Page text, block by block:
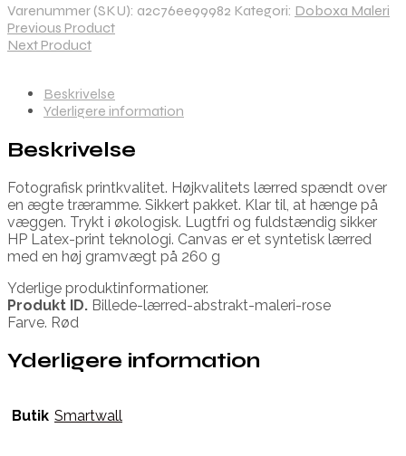
Varenummer (SKU): a2c76ee99982 Kategori: Doboxa Maleri
Previous Product
Next Product
Beskrivelse
Yderligere information
Beskrivelse
Fotografisk printkvalitet. Højkvalitets lærred spændt over
en ægte træramme. Sikkert pakket. Klar til, at hænge på
væggen. Trykt i økologisk. Lugtfri og fuldstændig sikker
HP Latex-print teknologi. Canvas er et syntetisk lærred
med en høj gramvægt på 260 g
Yderlige produktinformationer.
Produkt ID. Billede-lærred-abstrakt-maleri-rose
Farve. Rød
Yderligere information
Butik Smartwall